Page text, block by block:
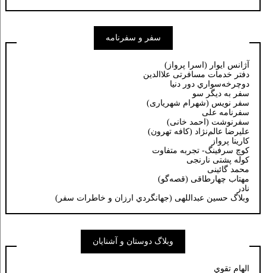
سفر و سفرنامه
آژانس ایوار (اسرا پرواز)
دفتر خدمات مسافرتی علاالدین
دوچرخه‌سواري دور دنيا
سفر به دیگر سو
سفر نویس (شهرام شهریاری)
سفرنامه علی
سفرنوشت (احمد خانی)
عليرضا عالم‌نژاد (كافه تهرون)
کارینا پرواز
کوچ سرفینگ- تجربه متفاوت
کوله پشتی نارنجی
محمد گائینی
مهتاب چهارطاقی (قصه‌گو)
نادر
وبلاگ حسين عبداللهی (جهانگردي ارزان و خاطرات سفر)
وبلاگ دوستان و آشنایان
الهام تقوي